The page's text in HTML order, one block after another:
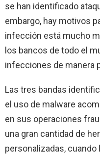
se han identificado
embargo, hay motivos
infección está mucho
los bancos de todo el
infecciones de manera
Las tres bandas
el uso de malware
en sus operaciones
una gran cantidad de
personalizadas,